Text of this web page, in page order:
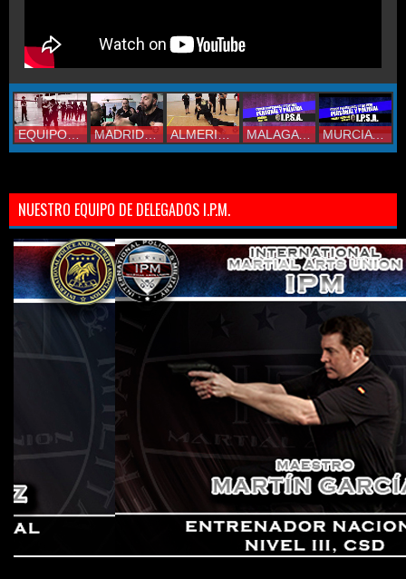
EQUIPO IPM MADRID 2019 ALMERIA 2017 MALAGA 2017 MURCIA 2017
NUESTRO EQUIPO DE DELEGADOS I.P.M.